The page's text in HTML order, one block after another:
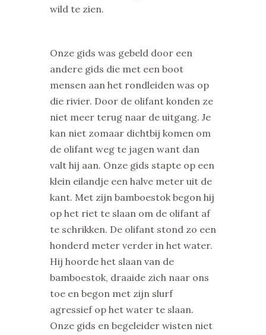
wild te zien.
Onze gids was gebeld door een
andere gids die met een boot
mensen aan het rondleiden was op
die rivier. Door de olifant konden ze
niet meer terug naar de uitgang. Je
kan niet zomaar dichtbij komen om
de olifant weg te jagen want dan
valt hij aan. Onze gids stapte op een
klein eilandje een halve meter uit de
kant. Met zijn bamboestok begon hij
op het riet te slaan om de olifant af
te schrikken. De olifant stond zo een
honderd meter verder in het water.
Hij hoorde het slaan van de
bamboestok, draaide zich naar ons
toe en begon met zijn slurf
agressief op het water te slaan.
Onze gids en begeleider wisten niet